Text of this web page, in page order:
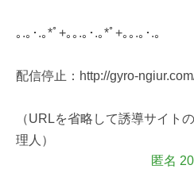
｡.｡･.｡*ﾟ+｡｡.｡･.｡*ﾟ+｡｡.｡･.｡
配信停止：http://gyro-
（URLを省略して誘導サイト
理人）
匿名